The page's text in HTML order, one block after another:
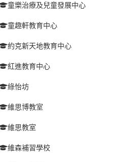
童樂治療及兒童發展中心
童趣軒教育中心
約克新天地教育中心
紅進教育中心
綠怡坊
維思博教室
維思教室
維森補習學校